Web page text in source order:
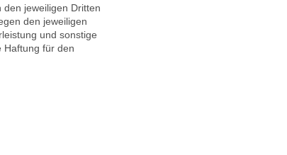
jeweiligen Dritten
den jeweiligen
und sonstige
Haftung für den